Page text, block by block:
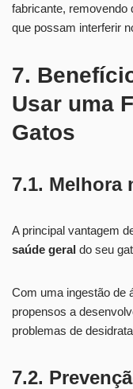
fabricante, removendo
que possam interferir
7.
Usar uma
Gatos
7.1. Melhora
A principal vantagem
saúde geral do seu
Com uma ingestão de
propensos a
problemas de
7.2.